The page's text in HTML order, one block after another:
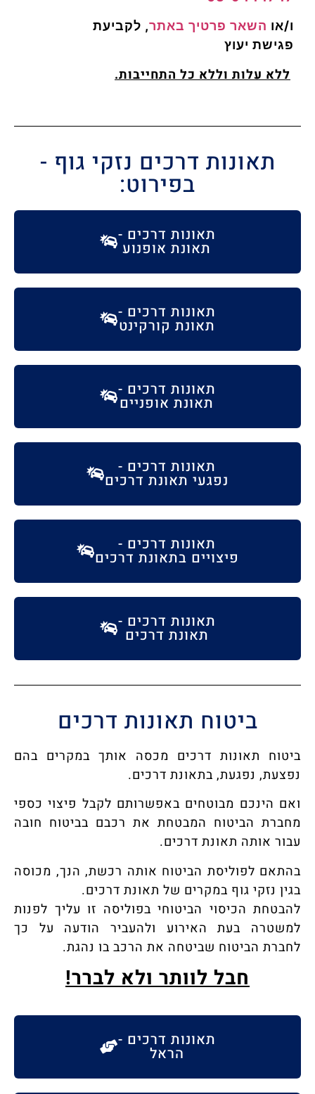
ו/או השאר פרטיך באתר, לקביעת
פגישת יעוץ
ללא עלות וללא כל התחייבות.
תאונות דרכים נזקי גוף -
בפירוט:
תאונות דרכים -
תאונת אופנוע
תאונות דרכים -
תאונת קורקינט
תאונות דרכים -
תאונת אופניים
תאונות דרכים -
נפגעי תאונת דרכים
תאונות דרכים -
פיצויים בתאונת דרכים
תאונות דרכים -
תאונת דרכים
ביטוח תאונות דרכים
ביטוח תאונות דרכים מכסה אותך במקרים בהם
נפצעת, נפגעת, בתאונת דרכים.
ואם הינכם מבוטחים באפשרותם לקבל פיצוי כספי
מחברת הביטוח המבטחת את רכבם בביטוח חובה
עבור אותה תאונת דרכים.
בהתאם לפוליסת הביטוח אותה רכשת, הנך, מכוסה
בגין נזקי גוף במקרים של תאונת דרכים.
להבטחת הכיסוי הביטוחי בפוליסה זו עליך לפנות
למשטרה בעת האירוע ולהעביר הודעה על כך
לחברת הביטוח שביטחה את הרכב בו נהגת.​
חבל לוותר ולא לברר!
תאונות דרכים -
הראל